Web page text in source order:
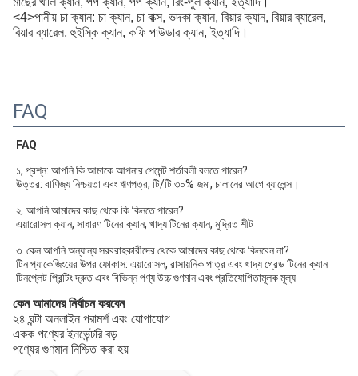
<4>পানীয় চা ক্যান: চা ক্যান, চা বাক্স, ভদকা ক্যান, বিয়ার ক্যান, বিয়ার ব্যারেল,
বিয়ার ব্যারেল, হুইস্কি ক্যান, কফি পাউডার ক্যান, ইত্যাদি।
FAQ
FAQ
১, প্রশ্ন: আপনি কি আমাকে আপনার পেমেন্ট শর্তাবলী বলতে পারেন?
উত্তর: বাণিজ্য নিশ্চয়তা এবং ঋণপত্র; টি/টি ৩০% জমা, চালানের আগে ব্যালেন্স।
২. আপনি আমাদের কাছ থেকে কি কিনতে পারেন?
এয়ারোসল ক্যান, সাধারণ টিনের ক্যান, খাদ্য টিনের ক্যান, মুদ্রিত শীট
৩. কেন আপনি অন্যান্য সরবরাহকারীদের থেকে আমাদের কাছ থেকে কিনবেন না?
টিন প্যাকেজিংয়ের উপর ফোকাস: এয়ারোসল, রাসায়নিক পাত্র এবং খাদ্য গ্রেড টিনের ক্যান
টিনপ্লেট প্রিন্টিং দ্রুত এবং বিভিন্ন পণ্য উচ্চ গুণমান এবং প্রতিযোগিতামূলক মূল্য
কেন আমাদের নির্বাচন করবেন
২৪ ঘন্টা অনলাইন পরামর্শ এবং যোগাযোগ
একক পণ্যের ইনভেন্টরি বড়
পণ্যের গুণমান নিশ্চিত করা হয়